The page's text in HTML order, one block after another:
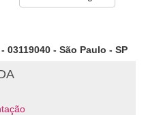
03119040 - São Paulo - SP